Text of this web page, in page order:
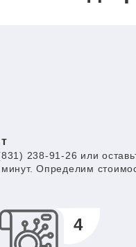
238-91-26 или
Определим
4